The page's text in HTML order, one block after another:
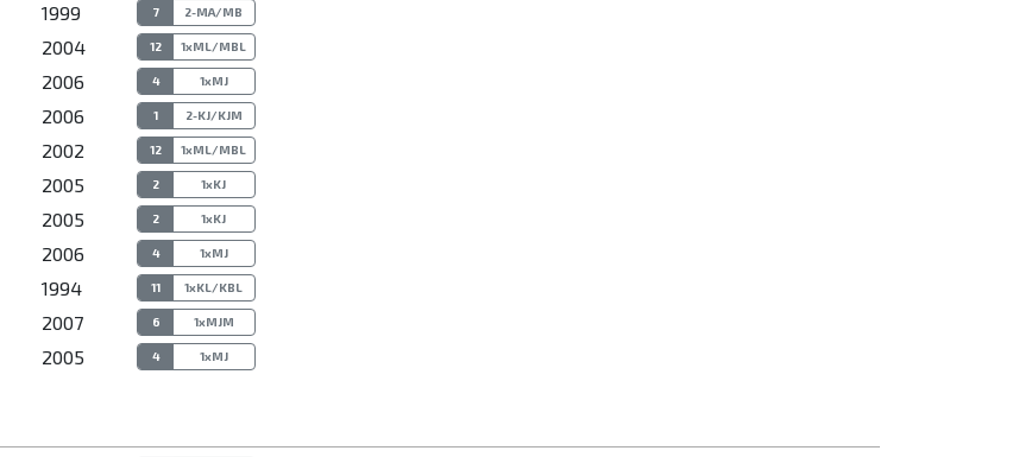
1999 7 2-MA/MB
2004 12 1xML/MBL
2006 4 1xMJ
2006 1 2-KJ/KJM
2002 12 1xML/MBL
2005 2 1xKJ
2005 2 1xKJ
2006 4 1xMJ
1994 11 1xKL/KBL
2007 6 1xMJM
2005 4 1xMJ